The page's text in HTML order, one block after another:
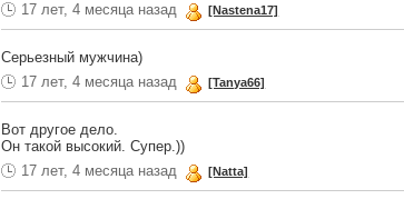
17 лет, 4 месяца назад
[Nastena17]
Серьезный мужчина)
17 лет, 4 месяца назад
[Tanya66]
Вот другое дело.
Он такой высокий. Супер.))
17 лет, 4 месяца назад
[Natta]